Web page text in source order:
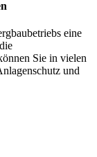
eine
Sie in vielen
und